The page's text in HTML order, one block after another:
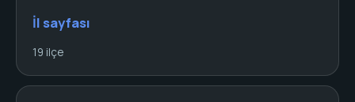
İl sayfası
19 ilçe